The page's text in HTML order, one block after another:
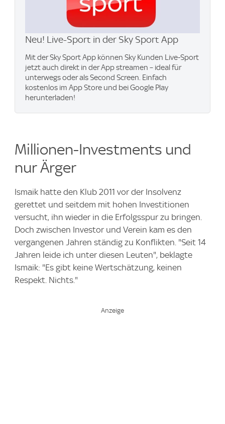
Neu! Live-Sport in der Sky Sport App
Mit der Sky Sport App können Sky Kunden Live-Sport
jetzt auch direkt in der App streamen – ideal für
unterwegs oder als Second Screen. Einfach
kostenlos im App Store und bei Google Play
herunterladen!
Millionen-Investments und
nur Ärger
Ismaik hatte den Klub 2011 vor der Insolvenz
gerettet und seitdem mit hohen Investitionen
versucht, ihn wieder in die Erfolgsspur zu bringen.
Doch zwischen Investor und Verein kam es den
vergangenen Jahren ständig zu Konflikten. "Seit 14
Jahren leide ich unter diesen Leuten", beklagte
Ismaik: "Es gibt keine Wertschätzung, keinen
Respekt. Nichts."